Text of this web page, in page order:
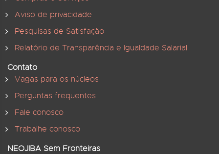
Aviso de privacidade
Pesquisas de Satisfação
Relatório de Transparência e Igualdade Salarial
Contato
Vagas para os núcleos
Perguntas frequentes
Fale conosco
Trabalhe conosco
NEOJIBA Sem Fronteiras